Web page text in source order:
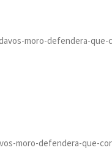
moro-defendera-que-
moro-defendera-que-